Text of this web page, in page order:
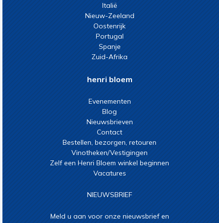
Italië
Nieuw-Zeeland
Oostenrijk
Portugal
Spanje
Zuid-Afrika
henri bloem
Evenementen
Blog
Nieuwsbrieven
Contact
Bestellen, bezorgen, retouren
Vinotheken/Vestigingen
Zelf een Henri Bloem winkel beginnen
Vacatures
NIEUWSBRIEF
Meld u aan voor onze nieuwsbrief en